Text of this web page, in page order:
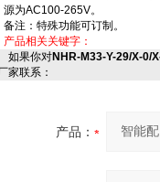
源为AC100-265V。
备注：特殊功能可订制。
产品相关关键字：
如果你对NHR-M33-Y-29/X-0/
家联系：
产品：